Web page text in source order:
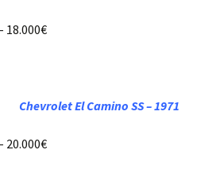
18.000€
Chevrolet El Camino SS – 1971
20.000€